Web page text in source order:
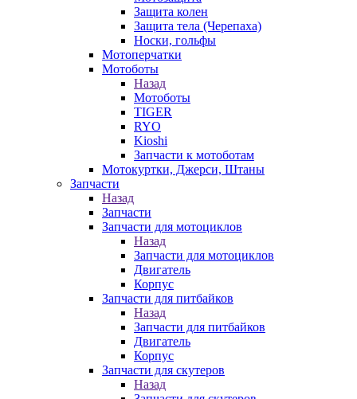
Защита колен
Защита тела (Черепаха)
Носки, гольфы
Мотоперчатки
Мотоботы
Назад
Мотоботы
TIGER
RYO
Kioshi
Запчасти к мотоботам
Мотокуртки, Джерси, Штаны
Запчасти
Назад
Запчасти
Запчасти для мотоциклов
Назад
Запчасти для мотоциклов
Двигатель
Корпус
Запчасти для питбайков
Назад
Запчасти для питбайков
Двигатель
Корпус
Запчасти для скутеров
Назад